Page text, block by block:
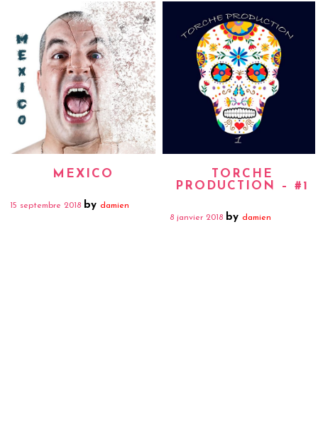
MEXICO
15 septembre 2018 bydamien
TORCHE
PRODUCTION – #1
8 janvier 2018 by damien